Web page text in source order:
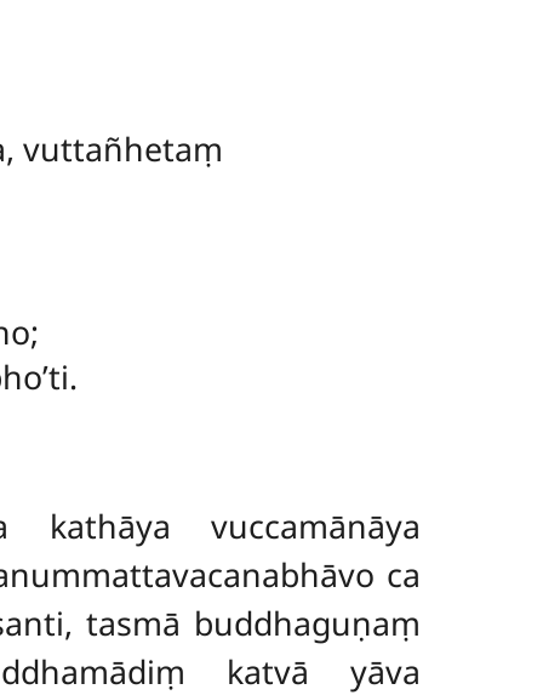
vuttañhetaṃ
kathāya vuccamānāya
ca
tasmā buddhaguṇaṃ
katvā yāva